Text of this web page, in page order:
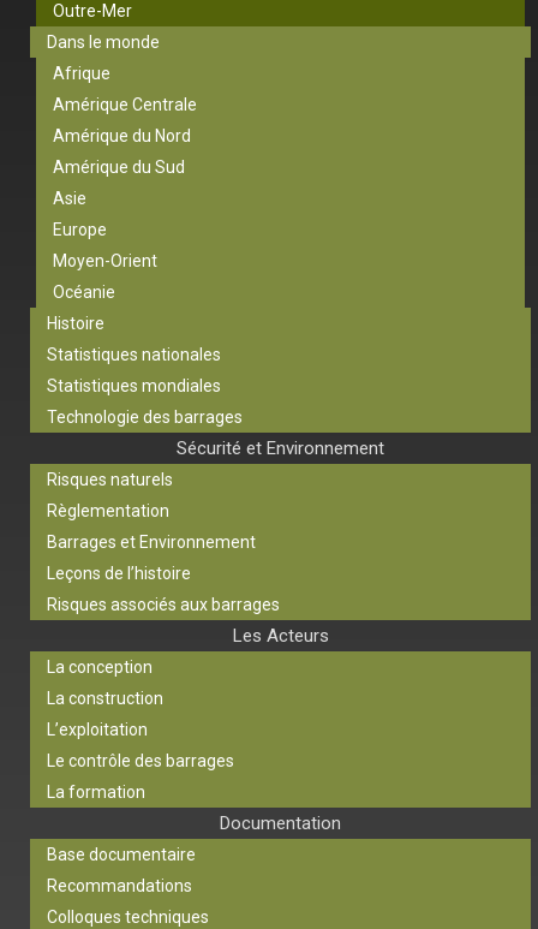
Outre-Mer
Dans le monde
Afrique
Amérique Centrale
Amérique du Nord
Amérique du Sud
Asie
Europe
Moyen-Orient
Océanie
Histoire
Statistiques nationales
Statistiques mondiales
Technologie des barrages
Sécurité et Environnement
Risques naturels
Règlementation
Barrages et Environnement
Leçons de l’histoire
Risques associés aux barrages
Les Acteurs
La conception
La construction
L’exploitation
Le contrôle des barrages
La formation
Documentation
Base documentaire
Recommandations
Colloques techniques